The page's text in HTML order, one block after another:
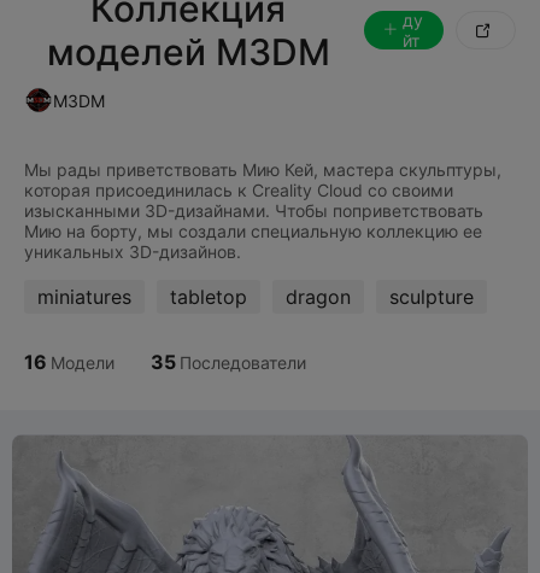
моделей M3DM
ду
йт

M3DM
Мы рады приветствовать Мию Кей, мастера скульптуры,
которая присоединилась к Creality Cloud со своими
изысканными 3D-дизайнами. Чтобы поприветствовать
Мию на борту, мы создали специальную коллекцию ее
miniatures tabletop dragon sculpture
16 Модели 35 Последователи